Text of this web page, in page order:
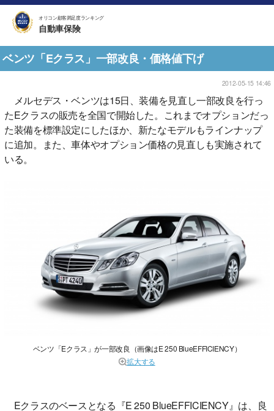
オリコン顧客満足度ランキング
自動車保険
ベンツ「Eクラス」一部改良・価格値下げ
2012-05-15 14:46
メルセデス・ベンツは15日、装備を見直し一部改良を行っ
たEクラスの販売を全国で開始した。これまでオプションだっ
た装備を標準設定にしたほか、新たなモデルもラインナップ
に追加。また、車体やオプション価格の見直しも実施されて
いる。
ベンツ「Eクラス」が一部改良（画像はE 250 BlueEFFICIENCY）
拡大する
Eクラスのベースとなる『E 250 BlueEFFICIENCY』は、良